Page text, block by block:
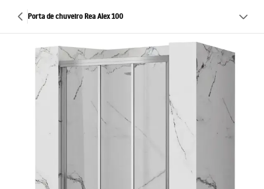
Porta de chuveiro Rea Alex 100